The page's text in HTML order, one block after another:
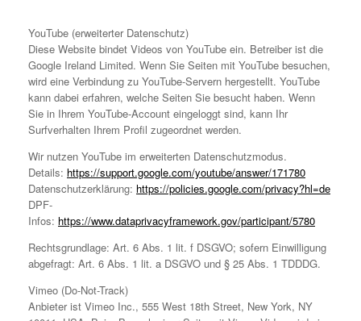
YouTube (erweiterter Datenschutz)
Diese Website bindet Videos von YouTube ein. Betreiber ist die
Google Ireland Limited. Wenn Sie Seiten mit YouTube besuchen,
wird eine Verbindung zu YouTube-Servern hergestellt. YouTube
kann dabei erfahren, welche Seiten Sie besucht haben. Wenn
Sie in Ihrem YouTube-Account eingeloggt sind, kann Ihr
Surfverhalten Ihrem Profil zugeordnet werden.
Wir nutzen YouTube im erweiterten Datenschutzmodus.
Details: https://support.google.com/youtube/answer/171780
Datenschutzerklärung: https://policies.google.com/privacy?hl=de
DPF-
Infos: https://www.dataprivacyframework.gov/participant/5780
Rechtsgrundlage: Art. 6 Abs. 1 lit. f DSGVO; sofern Einwilligung
abgefragt: Art. 6 Abs. 1 lit. a DSGVO und § 25 Abs. 1 TDDDG.
Vimeo (Do-Not-Track)
Anbieter ist Vimeo Inc., 555 West 18th Street, New York, NY